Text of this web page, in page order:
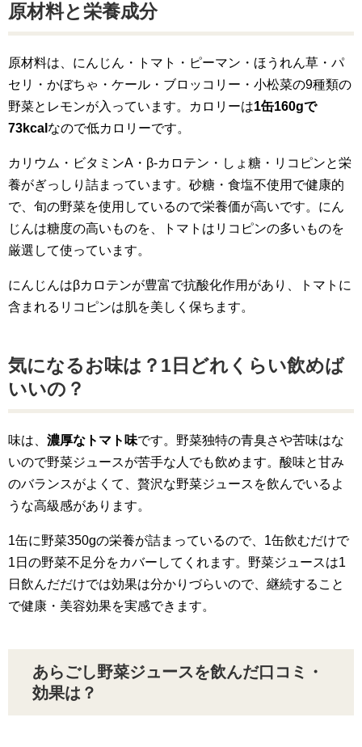
原材料と栄養成分
原材料は、にんじん・トマト・ピーマン・ほうれん草・パ
セリ・かぼちゃ・ケール・ブロッコリー・小松菜の9種類の
野菜とレモンが入っています。カロリーは1缶160gで
73kcal なので低カロリーです。
カリウム・ビタミンA・β‐カロテン・しょ糖・リコピンと栄
養がぎっしり詰まっています。砂糖・食塩不使用で健康的
で、旬の野菜を使用しているので栄養価が高いです。にん
じんは糖度の高いものを、トマトはリコピンの多いものを
厳選して使っています。
にんじんはβカロテンが豊富で抗酸化作用があり、トマトに
含まれるリコピンは肌を美しく保ちます。
気になるお味は？1日どれくらい飲めば
いいの？
味は、 濃厚なトマト味です。野菜独特の青臭さや苦味はな
いので野菜ジュースが苦手な人でも飲めます。酸味と甘み
のバランスがよくて、贅沢な野菜ジュースを飲んでいるよ
うな高級感があります。
1缶に野菜350gの栄養が詰まっているので、1缶飲むだけで
1日の野菜不足分をカバーしてくれます。野菜ジュースは1
日飲んだだけでは効果は分かりづらいので、継続すること
で健康・美容効果を実感できます。
あらごし野菜ジュースを飲んだ口コミ・
効果は？